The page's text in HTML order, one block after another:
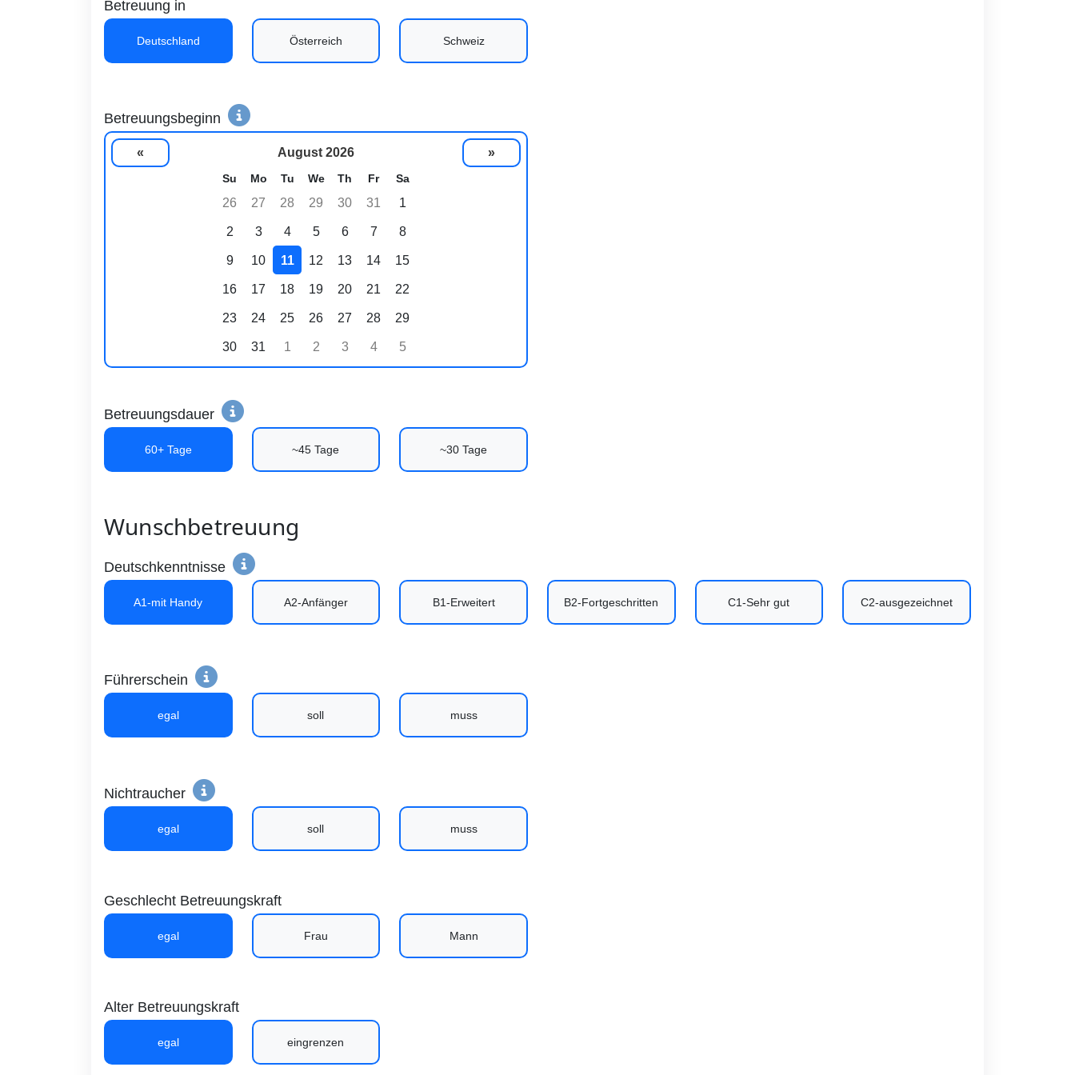
Betreuung in
Deutschland Österreich Schweiz
Betreuungsbeginn
« August 2026 »
Su Mo Tu We Th Fr Sa
26 27 28 29 30 31 1
2 3 4 5 6 7 8
9 10 11 12 13 14 15
16 17 18 19 20 21 22
23 24 25 26 27 28 29
30 31 1 2 3 4 5
Betreuungsdauer
60+ Tage ~45 Tage ~30 Tage
Wunschbetreuung
Deutschkenntnisse
A1-mit Handy A2-Anfänger B1-Erweitert B2-Fortgeschritten C1-Sehr gut C2-ausgezeichnet
Führerschein
egal soll muss
Nichtraucher
egal soll muss
Geschlecht Betreuungskraft
egal Frau Mann
Alter Betreuungskraft
egal eingrenzen